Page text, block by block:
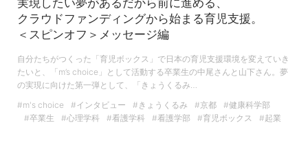
クラウドファンディングから始まる育児支援。
＜スピンオフ＞メッセージ編
自分たちがつくった「育児ボックス」で日本の育児支援環境を変えていき
たいと、「m’s choice」として活動する卒業生の中尾さんと山下さん。夢
の実現に向けた第一弾として、「きょうくるみ…
#m's choice
#インタビュー #きょうくるみ #京都
#健康科学部
#卒業生
#心理学科 #看護学科 #看護学部 #育児ボックス #起業